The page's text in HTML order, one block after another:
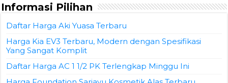
Informasi Pilihan
Daftar Harga Aki Yuasa Terbaru
Harga Kia EV3 Terbaru, Modern dengan Spesifikasi
Yang Sangat Komplit
Daftar Harga AC 1 1/2 PK Terlengkap Minggu Ini